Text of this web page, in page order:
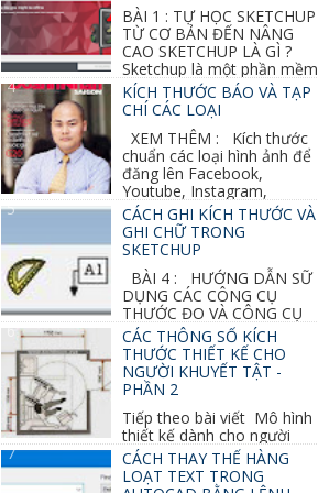
BÀI 1 : TỰ HỌC SKETCHUP
TỪ CƠ BẢN ĐẾN NÂNG
CAO SKETCHUP LÀ GÌ ?
Sketchup là một phần mềm
vẽ 3d của Google, nó khá dễ sữ...
KÍCH THƯỚC BÁO VÀ TẠP
CHÍ CÁC LOẠI
XEM THÊM : Kích thước
chuẩn các loại hình ảnh để
đăng lên Facebook,
Youtube, Instagram,
Linkedin, Pinterest...CÁCH GHI KÍCH THƯỚC VÀ
GHI CHỮ TRONG
SKETCHUP
BÀI 4 : HƯỚNG DẪN SỮ
DỤNG CÁC CÔNG CỤ
THƯỚC ĐO VÀ CÔNG CỤ
GHI CHỮ 2D, 3D TRONG SKETCHUP Ở bài
học trước ta đã...
CÁC THÔNG SỐ KÍCH
THƯỚC THIẾT KẾ CHO
NGƯỜI KHUYẾT TẬT -
PHẦN 2
Tiếp theo bài viết Mô hình
thiết kế dành cho người
khuyết tật ở phần 1 chúng ta cùng tìm hiểu
thêm các vấn đề và...
CÁCH THAY THẾ HÀNG
LOẠT TEXT TRONG